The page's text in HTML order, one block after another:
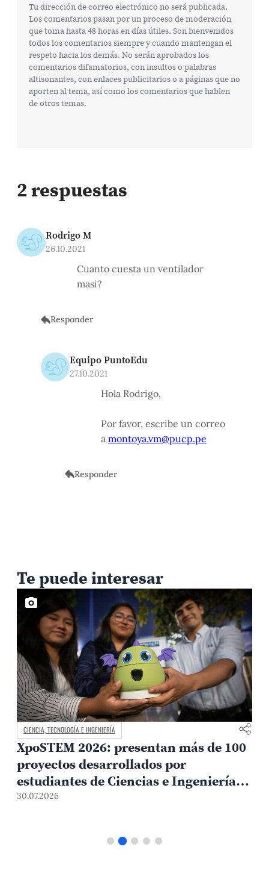
Tu dirección de correo electrónico no será publicada.
Los comentarios pasan por un proceso de moderación
que toma hasta 48 horas en días útiles. Son bienvenidos
todos los comentarios siempre y cuando mantengan el
respeto hacia los demás. No serán aprobados los
comentarios difamatorios, con insultos o palabras
altisonantes, con enlaces publicitarios o a páginas que no
aporten al tema, así como los comentarios que hablen
de otros temas.
2 respuestas
Rodrigo M
26.10.2021
Cuanto cuesta un ventilador
masi?
Responder
Equipo PuntoEdu
27.10.2021
Hola Rodrigo,
Por favor, escribe un correo
a montoya.vm@pucp.pe
Responder
Te puede interesar
CIENCIA, TECNOLOGÍA E INGENIERÍA
XpoSTEM 2026: presentan más de 100
proyectos desarrollados por
estudiantes de Ciencias e Ingeniería
PUCP orientados a atender
30.07.2026